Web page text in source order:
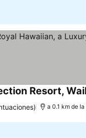
Resort,
a 0.1 km de